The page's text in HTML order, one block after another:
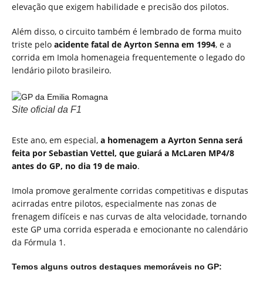
elevação que exigem habilidade e precisão dos pilotos.
Além disso, o circuito também é lembrado de forma muito
triste pelo acidente fatal de Ayrton Senna em 1994, e a
corrida em Imola homenageia frequentemente o legado do
lendário piloto brasileiro.
Site oficial da F1
Este ano, em especial, a homenagem a Ayrton Senna será
feita por Sebastian Vettel, que guiará a McLaren MP4/8
antes do GP, no dia 19 de maio.
Imola promove geralmente corridas competitivas e disputas
acirradas entre pilotos, especialmente nas zonas de
frenagem difíceis e nas curvas de alta velocidade, tornando
este GP uma corrida esperada e emocionante no calendário
da Fórmula 1.
Temos alguns outros destaques memoráveis no GP: